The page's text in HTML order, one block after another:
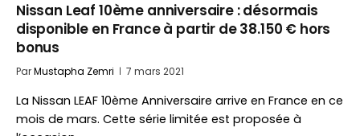
Nissan Leaf 10ème anniversaire : désormais
disponible en France à partir de 38.150 € hors
bonus
ParMustapha Zemri 7 mars 2021
La Nissan LEAF 10ème Anniversaire arrive en France en ce
mois de mars. Cette série limitée est proposée à